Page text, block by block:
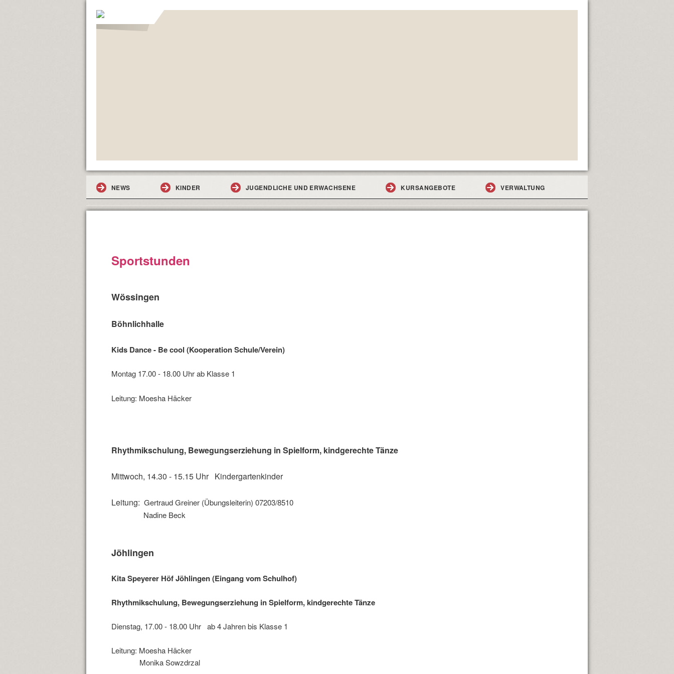
NEWS KINDER JUGENDLICHE UND ERWACHSENE KURSANGEBOTE VERWALTUNG
Sportstunden
Wössingen
Böhnlichhalle
Kids Dance - Be cool (Kooperation Schule/Verein)
Montag 17.00 - 18.00 Uhr ab Klasse 1
Leitung: Moesha Häcker
Rhythmikschulung, Bewegungserziehung in Spielform, kindgerechte Tänze
Mittwoch, 14.30 - 15.15 Uhr Kindergartenkinder
Leitung: Gertraud Greiner (Übungsleiterin) 07203/8510
Nadine Beck
Jöhlingen
Kita Speyerer Höf Jöhlingen (Eingang vom Schulhof)
Rhythmikschulung, Bewegungserziehung in Spielform, kindgerechte Tänze
Dienstag, 17.00 - 18.00 Uhr ab 4 Jahren bis Klasse 1
Leitung: Moesha Häcker
Monika Sowzdrzal